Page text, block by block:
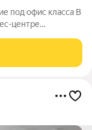
под офис класса B
центре
транспорта: -